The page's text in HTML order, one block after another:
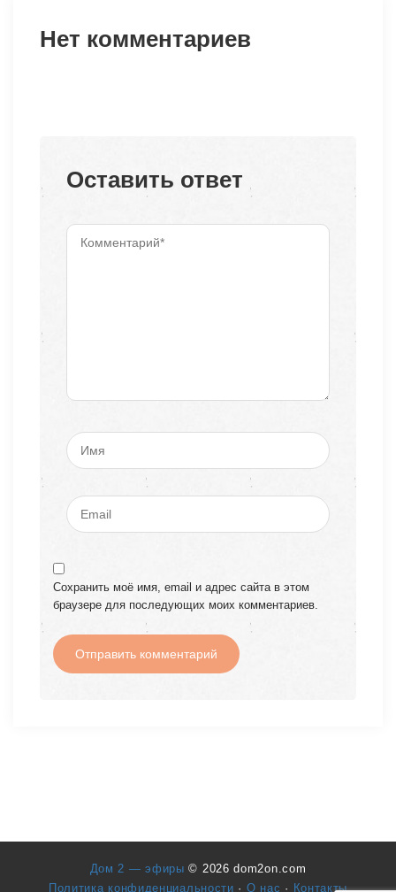
Нет комментариев
Оставить ответ
Сохранить моё имя, email и адрес сайта в этом
браузере для последующих моих комментариев.
Дом 2 — эфиры© 2026 dom2on.com
Политика конфиденциальности · О нас · Контакты